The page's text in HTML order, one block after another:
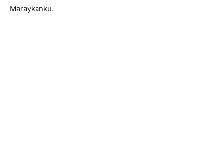
Maraykanku.